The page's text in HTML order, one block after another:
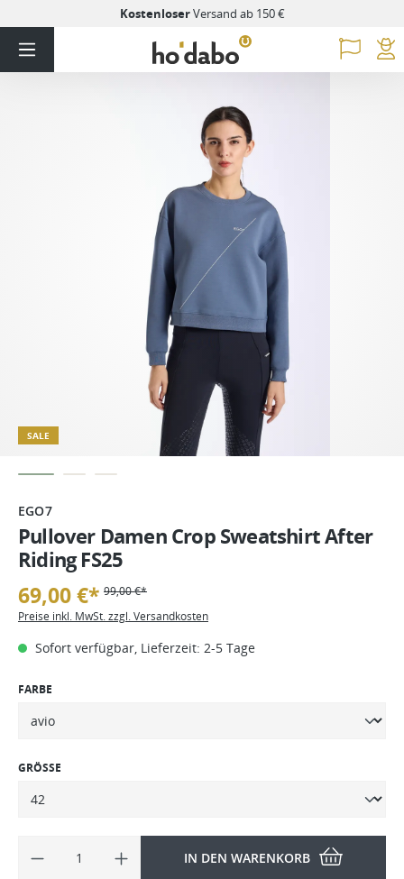
KostenloserVersand ab 150 €
SALE
EGO7
Pullover Damen Crop Sweatshirt After
Riding FS25
69,00 €* 99,00 €*
Preise inkl. MwSt. zzgl. Versandkosten
Sofort verfügbar, Lieferzeit: 2-5 Tage
FARBE
GRÖSSE
IN DEN WARENKORB